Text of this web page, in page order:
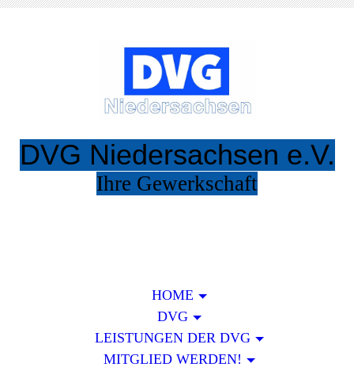
DVG Niedersachsen e.V.
Ihre Gewerkschaft
HOME
DVG
LEISTUNGEN DER DVG
MITGLIED WERDEN!